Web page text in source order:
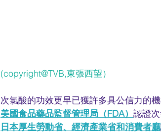
(copyright@TVB,東張西望）
次氯酸的功效更早已獲許多具公信力的機
美國食品藥品監督管理局（FDA） 認證
日本厚生勞動省、經濟產業省和消費者廳